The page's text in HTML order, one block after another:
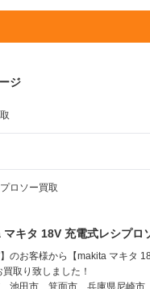
ジ
ロソー買取
キタ 18V 充電式レシプロ
】のお客様から【makita マキタ
買取り致しました！
池田市 箕面市 兵庫県尼崎